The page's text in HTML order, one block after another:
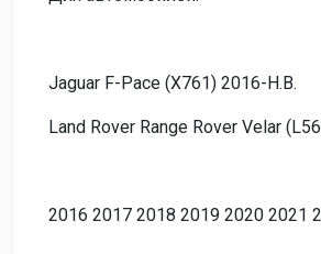
Jaguar F-Pace (X761) 2016-Н.В.
Land Rover Range Rover Velar
2016 2017 2018 2019 2020 2021